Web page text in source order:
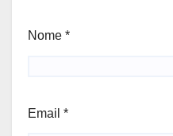
Nome *
Email *